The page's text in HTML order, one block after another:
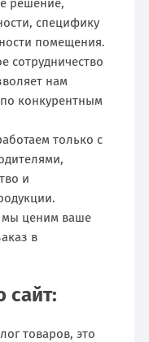
специфику
помещения.
сотрудничество
нам
конкурентным
только с
и
мы ценим ваше
в
сайт:
товаров, это